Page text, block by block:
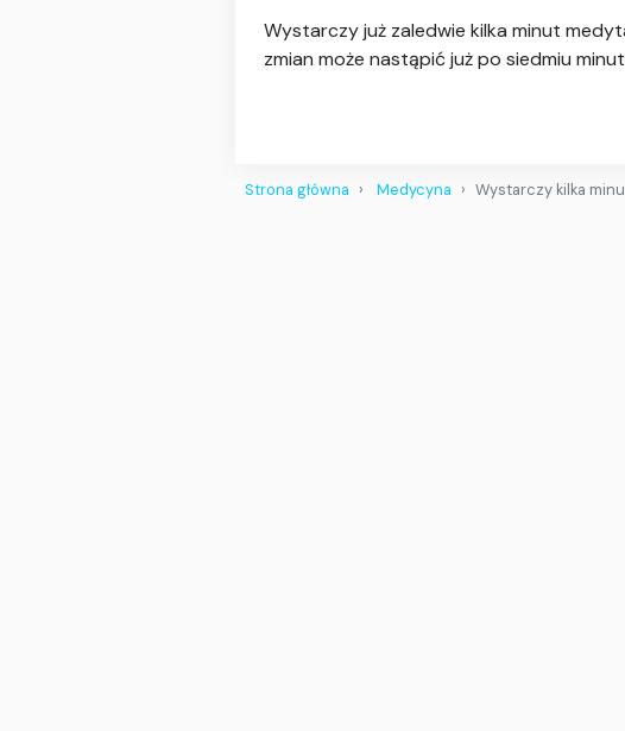
Wystarczy już zaledwie kilka minut
zmian może nastąpić już po siedmiu
Strona główna Medycyna Wystarczy kilka